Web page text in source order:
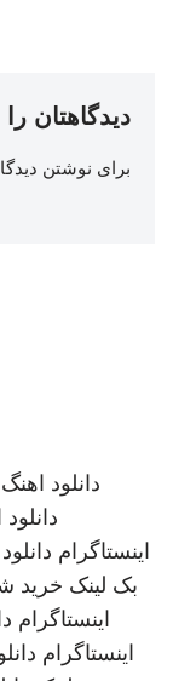
دیدگاهتان را
برای نوشتن
دانلود
اینستاگرام
بک لینک خرید
اینستاگرام
اینستاگرام